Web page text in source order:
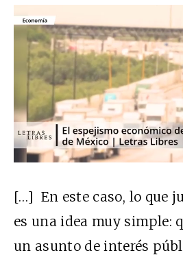
[…] En este caso, lo que
es una idea muy simple:
un asunto de interés